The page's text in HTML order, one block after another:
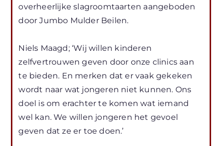
overheerlijke slagroomtaarten aangeboden
door Jumbo Mulder Beilen.
Niels Maagd; ‘Wij willen kinderen
zelfvertrouwen geven door onze clinics aan
te bieden. En merken dat er vaak gekeken
wordt naar wat jongeren niet kunnen. Ons
doel is om erachter te komen wat iemand
wel kan. We willen jongeren het gevoel
geven dat ze er toe doen.’